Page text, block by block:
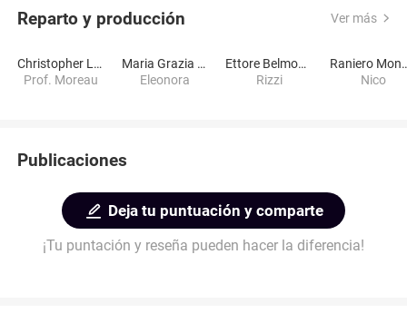
Reparto y producción Ver más
Christopher Lambert
Prof. Moreau
Maria Grazia Cucinotta
Eleonora
Ettore Belmondo
Rizzi
Raniero
Nico
Publicaciones
Deja tu puntuación y comparte
¡Tu puntación y reseña pueden hacer la diferencia!